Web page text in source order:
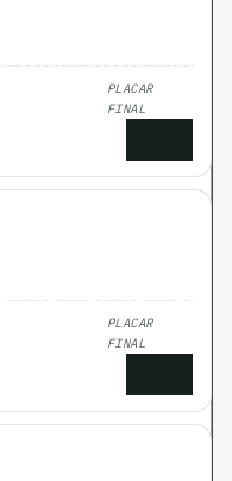
PLACAR
FINAL
PLACAR
FINAL